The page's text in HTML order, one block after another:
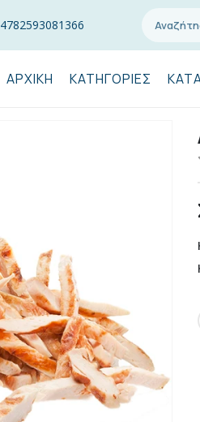
2593081366
ΑΡΧΙΚΉ ΚΑΤΗΓΟΡΊΕΣ